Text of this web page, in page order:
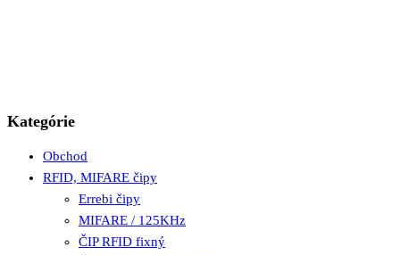
Kategórie
Obchod
RFID, MIFARE čipy
Errebi čipy
MIFARE / 125KHz
ČIP RFID fixný